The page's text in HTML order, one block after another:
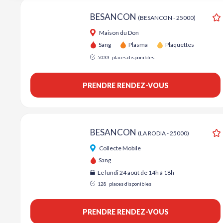
BESANCON (BESANCON - 25000)
Maison du Don
Sang
Plasma Plaquettes
5033 places disponibles
PRENDRE RENDEZ-VOUS
BESANCON (LA RODIA - 25000)
Collecte Mobile
Sang
Le lundi 24 août de 14h à 18h
128 places disponibles
PRENDRE RENDEZ-VOUS